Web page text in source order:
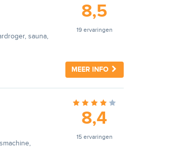
sauna,
8,5
19 ervaringen
MEER INFO
8,4
15 ervaringen